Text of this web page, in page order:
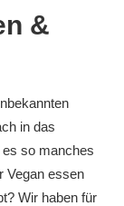
&
in das
so manches
Vegan essen
Wir haben für